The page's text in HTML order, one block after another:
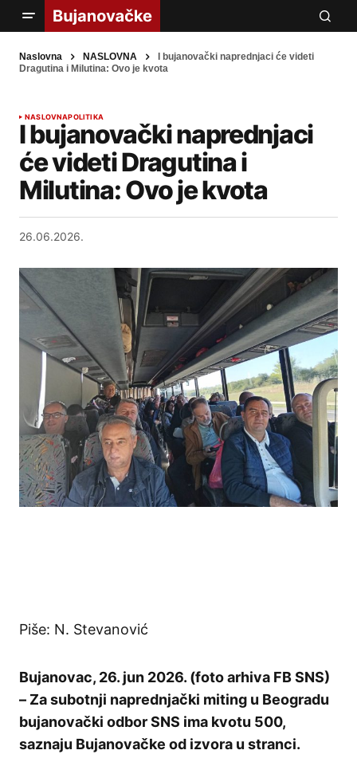
Naslovna NASLOVNA
I bujanovački naprednjaci će videti
Dragutina i Milutina: Ovo je kvota
NASLOVNAPOLITIKA
I bujanovački naprednjaci
će videti Dragutina i
Milutina: Ovo je kvota
26.06.2026.
Piše: N. Stevanović
Bujanovac, 26. jun 2026. (foto arhiva FB SNS)
– Za subotnji naprednjački miting u Beogradu
bujanovački odbor SNS ima kvotu 500,
saznaju Bujanovačke od izvora u stranci.